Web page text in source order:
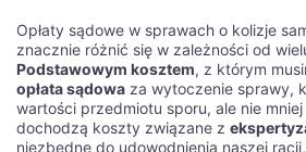
Opłaty sądowe w sprawach o kolizje
znacznie różnić się w zależności od
Podstawowym kosztem, z którym
opłata sądowa za wytoczenie sprawy,
wartości przedmiotu sporu, ale nie
dochodzą koszty związane z
niezbędne do udowodnienia naszej